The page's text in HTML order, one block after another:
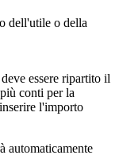
dell'utile o della
essere ripartito il
conti per la
l'importo
automaticamente